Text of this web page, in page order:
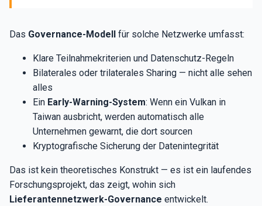
Das Governance-Modell für solche Netzwerke umfasst:
Klare Teilnahmekriterien und Datenschutz-Regeln
Bilaterales oder trilaterales Sharing — nicht alle sehen
alles
Ein Early-Warning-System: Wenn ein Vulkan in
Taiwan ausbricht, werden automatisch alle
Unternehmen gewarnt, die dort sourcen
Kryptografische Sicherung der Datenintegrität
Das ist kein theoretisches Konstrukt — es ist ein laufendes
Forschungsprojekt, das zeigt, wohin sich
Lieferantennetzwerk-Governance entwickelt.